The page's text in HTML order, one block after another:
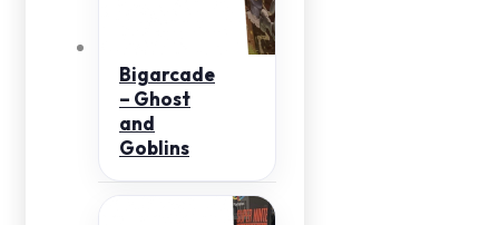
Bigarcade
– Ghost
and
Goblins